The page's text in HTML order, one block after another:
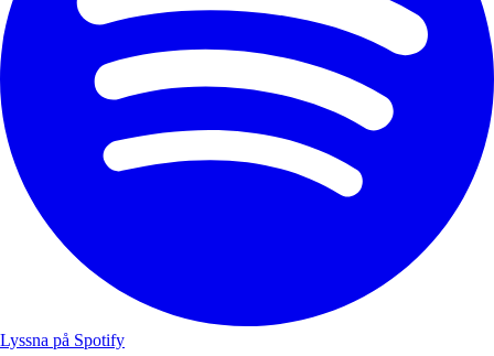
Lyssna på Spotify